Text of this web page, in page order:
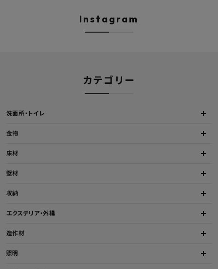
Instagram
カテゴリー
洗面所・トイレ
金物
床材
壁材
収納
エクステリア・外構
造作材
照明